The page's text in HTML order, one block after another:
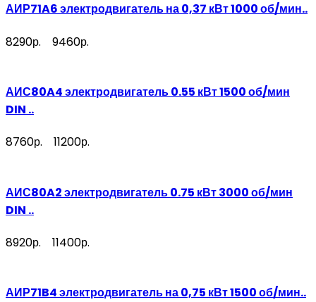
АИР71A6 электродвигатель на 0,37 кВт 1000 об/мин..
8290р. 9460р.
АИС80A4 электродвигатель 0.55 кВт 1500 об/мин
DIN ..
8760р. 11200р.
АИС80A2 электродвигатель 0.75 кВт 3000 об/мин
DIN ..
8920р. 11400р.
АИР71B4 электродвигатель на 0,75 кВт 1500 об/мин..